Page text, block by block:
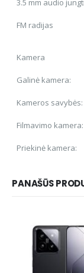
3.5 mm audio
FM radijas
Kamera
Galinė kamera:
Kameros savybės:
Filmavimo kamera:
Priekinė kamera:
PANAŠŪS